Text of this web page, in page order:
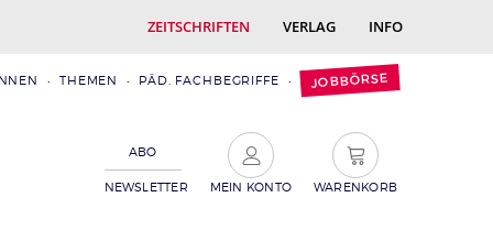
ZEITSCHRIFTEN VERLAG INFO
THEMEN PÄD. FACHBEGRIFFE JOBBÖRSE
ABO
NEWSLETTER MEIN KONTO WARENKORB